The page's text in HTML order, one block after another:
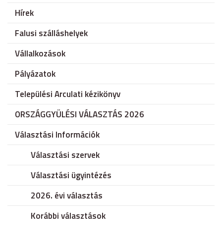
Hírek
Falusi szálláshelyek
Vállalkozások
Pályázatok
Települési Arculati kézikönyv
ORSZÁGGYÜLÉSI VÁLASZTÁS 2026
Választási Információk
Választási szervek
Választási ügyintézés
2026. évi választás
Korábbi választások